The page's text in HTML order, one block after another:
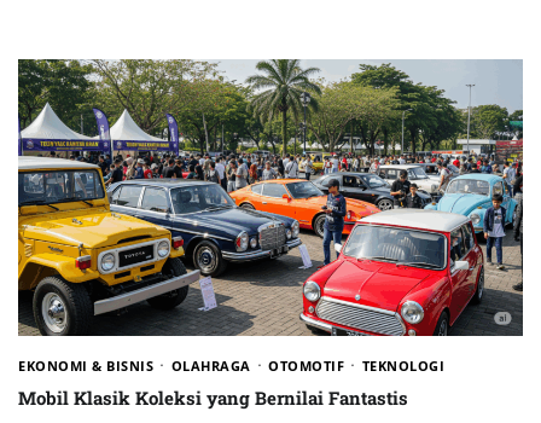
EKONOMI & BISNIS OLAHRAGA OTOMOTIF TEKNOLOGI
Mobil Klasik Koleksi yang Bernilai Fantastis